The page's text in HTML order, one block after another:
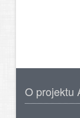
O projektu